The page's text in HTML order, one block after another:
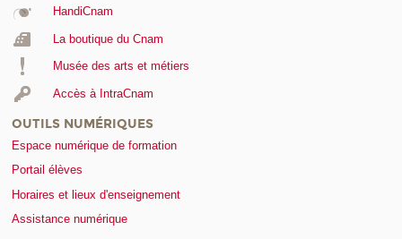
HandiCnam
La boutique du Cnam
Musée des arts et métiers
Accès à IntraCnam
OUTILS NUMÉRIQUES
Espace numérique de formation
Portail élèves
Horaires et lieux d'enseignement
Assistance numérique